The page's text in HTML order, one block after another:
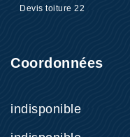
Devis toiture 22
Coordonnées
indisponible